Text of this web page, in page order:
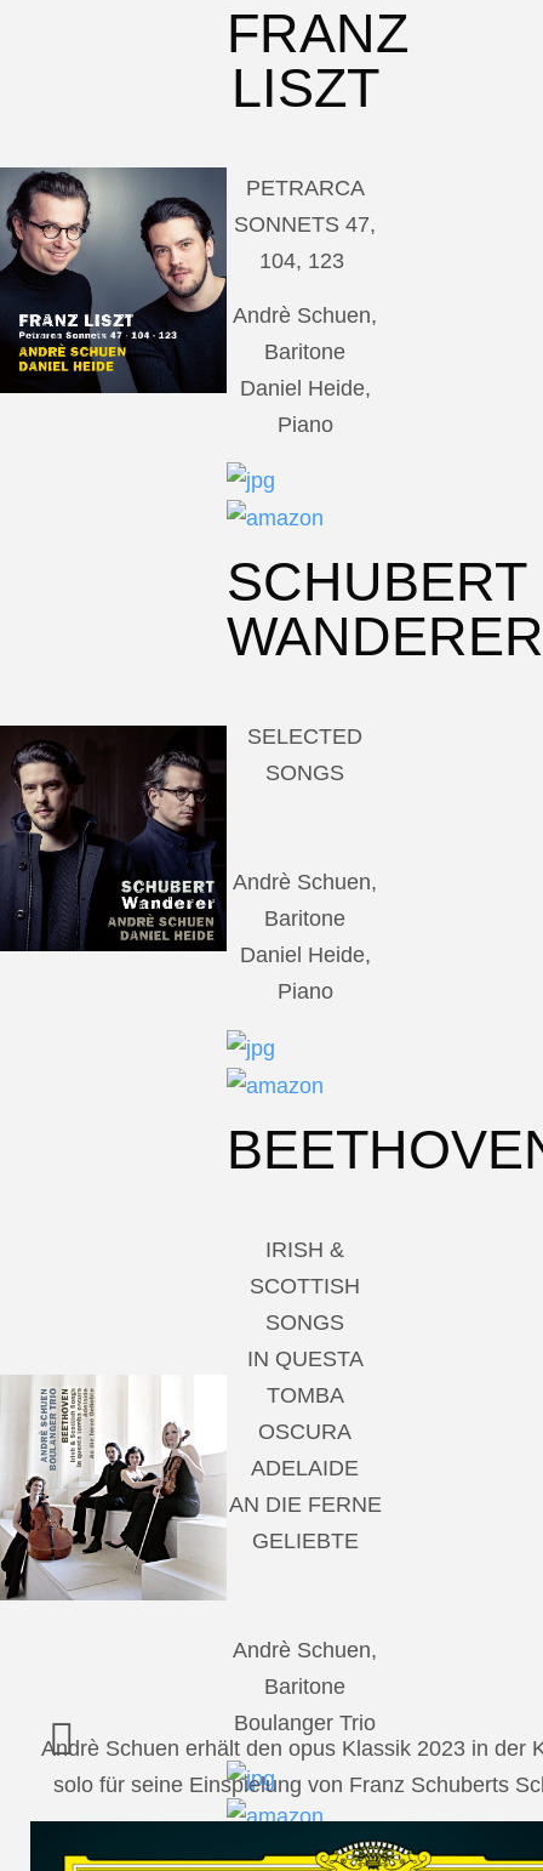
FRANZ
LISZT
PETRARCA
SONNETS 47,
104, 123
Andrè Schuen,
Baritone
Daniel Heide,
Piano
SCHUBERT
WANDERER
SELECTED
SONGS
Andrè Schuen,
Baritone
Daniel Heide,
Piano
IRISH &
SCOTTISH
SONGS
IN QUESTA
TOMBA
OSCURA
ADELAIDE
AN DIE FERNE
GELIEBTE
Andrè Schuen,
Baritone
Boulanger Trio
Andrè Schuen erhält den opus Klassik 2023 in der
solo für seine Einspielung von Franz Schuberts